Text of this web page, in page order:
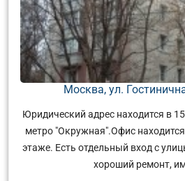
Москва, ул.
Юридический адрес находится в
метро "Окружная".Офис
этаже. Есть отдельный вход с
хороший ремонт,